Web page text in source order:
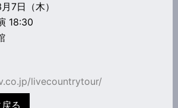
7日（木）
18:30
livecountrytour/
る